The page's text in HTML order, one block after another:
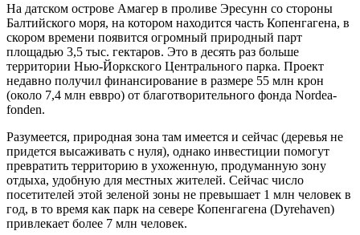
На датском острове Амагер в проливе Эресунн со стороны
Балтийского моря, на котором находится часть Копенгагена, в
скором времени появится огромный природный парт
площадью 3,5 тыс. гектаров. Это в десять раз больше
территории Нью-Йоркского Центрального парка. Проект
недавно получил финансирование в размере 55 млн крон
(около 7,4 млн еввро) от благотворительного фонда Nordea-
fonden.
Разумеется, природная зона там имеется и сейчас (деревья не
придется высаживать с нуля), однако инвестиции помогут
превратить территорию в ухоженную, продуманную зону
отдыха, удобную для местных жителей. Сейчас число
посетителей этой зеленой зоны не превышает 1 млн человек в
год, в то время как парк на севере Копенгагена (Dyrehaven)
привлекает более 7 млн человек.